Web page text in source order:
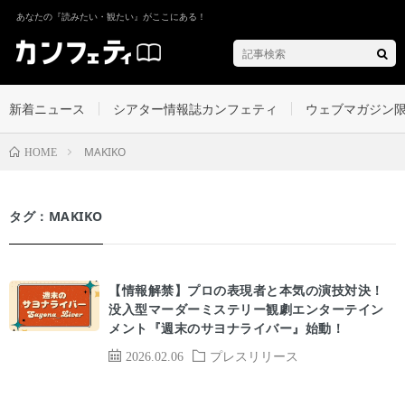
あなたの『読みたい・観たい』がここにある！
新着ニュース シアター情報誌カンフェティ ウェブマガジン
HOME MAKIKO
タグ：MAKIKO
2026.02.06 プレスリリース
【情報解禁】プロの表現者と本気の演技対決！
没入型マーダーミステリー観劇エンターテイン
メント『週末のサヨナライバー』始動！